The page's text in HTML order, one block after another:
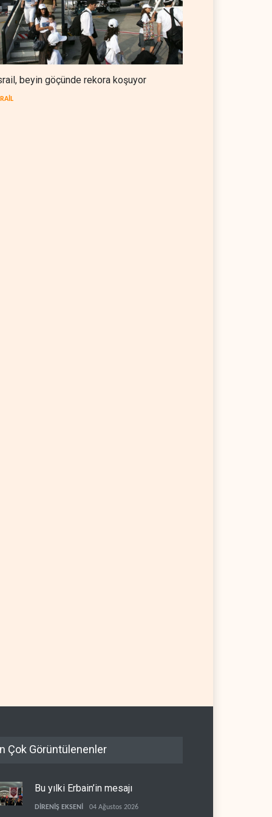
beyin göçünde rekora koşuyor
Çok Görüntülenenler
Bu yılki Erbain’in mesajı
DİRENİŞ EKSENİ 04 Ağustos 2026